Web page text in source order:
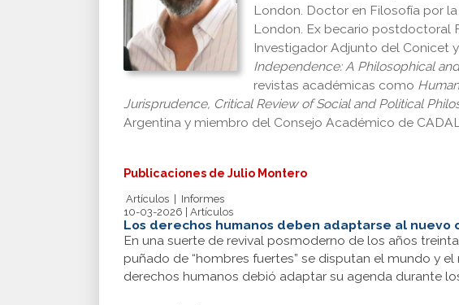
London. Doctor en Filosofía por
London. Ex becario postdoctoral
Investigador Adjunto del Conicet
Independence: A Philosophical
revistas académicas como
Jurisprudence, Critical Review of Social and Political
Argentina y miembro del Consejo Académico de
Publicaciones de Julio Montero
Artículos
Informes
10-03-2026 | Artículos
Los derechos humanos deben adaptarse al nuevo
En una suerte de revival posmoderno de los años
puñado de “hombres fuertes” se disputan el mundo y
derechos humanos debió adaptar su agenda durante